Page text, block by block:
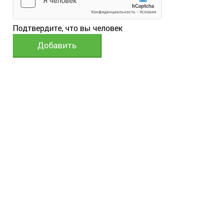
Подтвердите, что вы человек